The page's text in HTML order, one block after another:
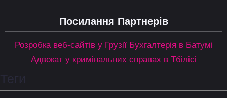
Посилання Партнерів
Розробка веб-сайтів у Грузії Бухгалтерія в Батумі
Адвокат у кримінальних справах в Тбілісі
Теги